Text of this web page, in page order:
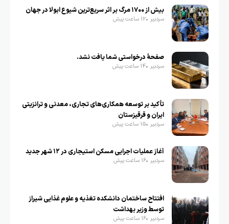
بیش از ۱۷۰۰ مرگ بر اثر سریع‌ترین شیوع ابولا در جهان
سردبیر 12 ساعت پیش
صفحهٔ درخواستی شما یافت نشد.
سردبیر 14 ساعت پیش
تأکید بر توسعه همکاری‌های تجاری، معدنی و ترانزیتی
ایران و قرقیزستان
سردبیر 15 ساعت پیش
آغاز عملیات اجرایی مسکن استیجاری در ۱۲ شهر جدید
سردبیر 16 ساعت پیش
افتتاح ساختمان دانشکده تغذیه و علوم غذایی شیراز
توسط وزیر بهداشت
سردبیر 16 ساعت پیش